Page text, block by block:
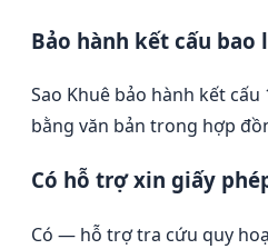
Bảo hành kết cấu bao
Sao Khuê bảo hành kết
bằng văn bản trong hợp
Có hỗ trợ xin giấy
Có — hỗ trợ tra cứu quy